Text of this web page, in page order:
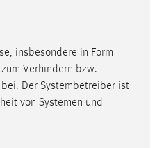
insbesondere in Form
Verhindern bzw.
Der Systembetreiber ist
von Systemen und